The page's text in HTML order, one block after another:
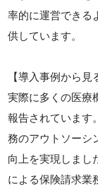
率的に運営できる
供しています。
【導入事例から見
実際に多くの医療
報告されています
務のアウトソーシ
向上を実現しまし
による保険請求業